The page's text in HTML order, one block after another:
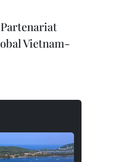
Partenariat
Vietnam-